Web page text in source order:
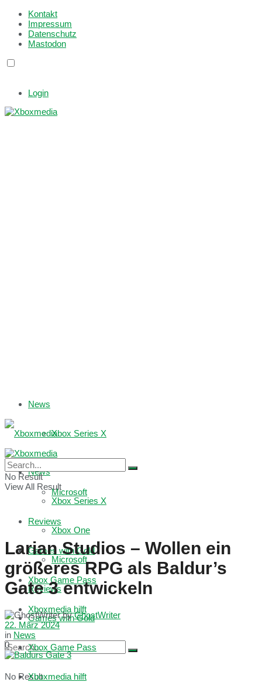
Kontakt
Impressum
Datenschutz
Mastodon
Login
News
Xbox Series X
Microsoft
Reviews
Games with Gold
Xbox Game Pass
Xboxmedia hilft
No Result
News
Xbox Series X
Xbox One
Microsoft
Reviews
Games with Gold
Xbox Game Pass
Xboxmedia hilft
No Result
View All Result
Larian Studios – Wollen ein
größeres RPG als Baldur’s
Gate 3 entwickeln
by GhostWriter
22. März 2024
in News
0